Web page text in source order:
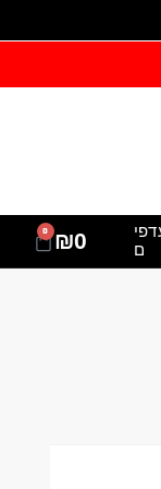
ם
₪0
0